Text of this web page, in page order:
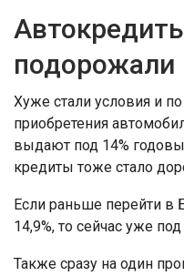
подорожали
Хуже стали условия и
приобретения
выдают под 14%
кредиты тоже стало
Если раньше перейти
14,9%, то сейчас уже под
Также сразу на один